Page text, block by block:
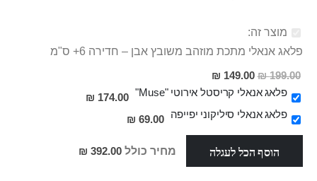
מוצר זה:
פלאג אנאלי מתכת מוזהב משובץ אבן – חדירה 6+ ס"מ
199.00 ₪
מחיר
מבצע
149.00 ₪
פלאג אנאלי קריסטל אירוטי "Muse"
174.00 ₪
פלאג אנאלי סיליקוני יפייפה
69.00 ₪
הוסף הכל לעגלה מחיר כולל 392.00 ₪